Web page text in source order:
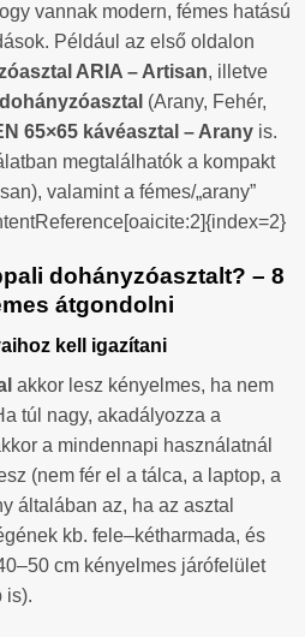
vannak modern, fémes hatású
Például az első oldalon
ARIA – Artisan, illetve
(Arany, Fehér,
65×65 kávéasztal – Arany is.
megtalálhatók a kompakt
valamint a fémes/„arany”
dohányzóasztalt? – 8
átgondolni
kell igazítani
akkor lesz kényelmes, ha nem
túl nagy, akadályozza a
a mindennapi használatnál
(nem fér el a tálca, a laptop, a
általában az, ha az asztal
kb. fele–kétharmada, és
cm kényelmes járófelület
is).